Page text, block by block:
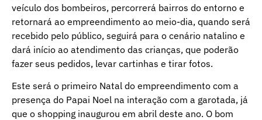
veículo dos bombeiros, percorrerá bairros do entorno e
retornará ao empreendimento ao meio-dia, quando será
recebido pelo público, seguirá para o cenário natalino e
dará início ao atendimento das crianças, que poderão
fazer seus pedidos, levar cartinhas e tirar fotos.
Este será o primeiro Natal do empreendimento com a
presença do Papai Noel na interação com a garotada, já
que o shopping inaugurou em abril deste ano. O bom